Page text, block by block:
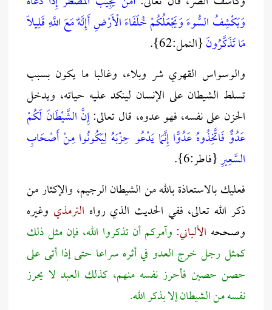
وَيَكْشِفُ السُّوءَ وَيَجْعَلُكُمْ خُلَفَاءَ الْأَرْضِ أَإِلَهٌ مَعَ اللَّهِ قَلِيلًا
مَا تَذَكَّرُونَ{النمل:62}.
والوسواس القهري شر وبلاء، وغالبا ما يكون بسبب
تسلط الشيطان على الإنسان لينكد عليه حياته، ويدخل
الحزن على نفسه، فهو عدوه، قال تعالى:إِنَّ الشَّيْطَانَ لَكُمْ
عَدُوٌّ فَاتَّخِذُوهُ عَدُوًّا إِنَّمَا يَدْعُو حِزْبَهُ لِيَكُونُوا مِنْ أَصْحَابِ
السَّعِيرِ{فاطر:6}.
فعليك بالاستعاذة بالله من الشيطان الرجيم، والإكثار من
ذكر الله تعالى، ففي الحديث الذي رواه الترمذي وغيره
وصححه الألباني: وآمركم أن تذكروا الله، فإن مثل ذلك
كمثل رجل خرج العدو في أثره سراعا حتى إذا أتى على
حصن حصين فأحرز نفسه منهم، كذلك العبد لا يحرز
نفسه من الشيطان إلا بذكر الله.